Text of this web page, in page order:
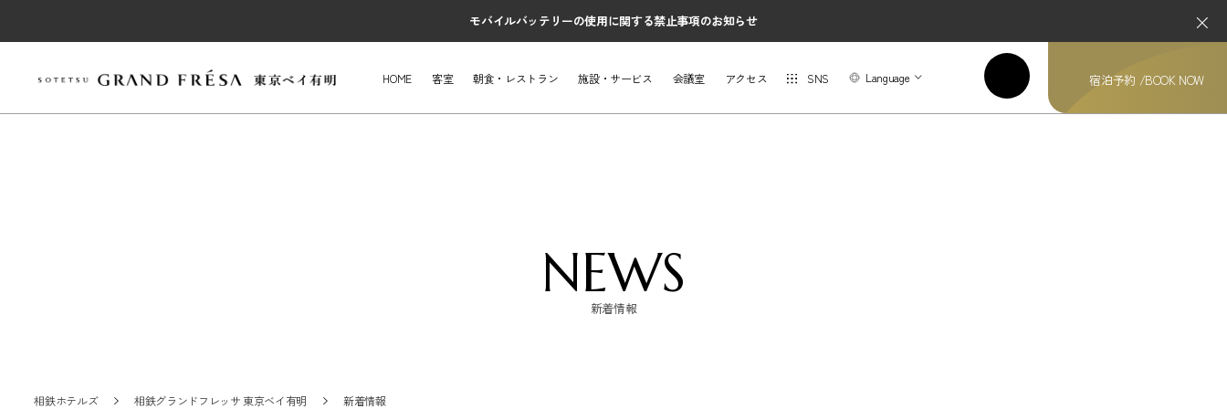
モバイルバッテリーの使用に関する禁止事項のお知らせ
HOME 客室 朝食・レストラン 施設・サービス 会議室 アクセス SNS Language 宿泊予約 /BOOK NOW
NEWS
新着情報
相鉄ホテルズ 相鉄グランドフレッサ 東京ベイ有明 新着情報